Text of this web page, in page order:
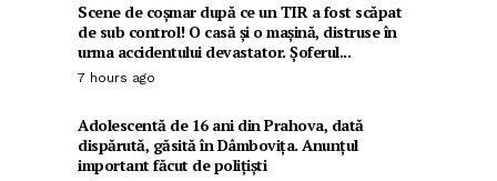
Scene de coșmar după ce un TIR a fost scăpat
de sub control! O casă și o mașină, distruse în
urma accidentului devastator. Șoferul...
7 hours ago
Adolescentă de 16 ani din Prahova, dată
dispărută, găsită în Dâmbovița. Anunțul
important făcut de polițiști